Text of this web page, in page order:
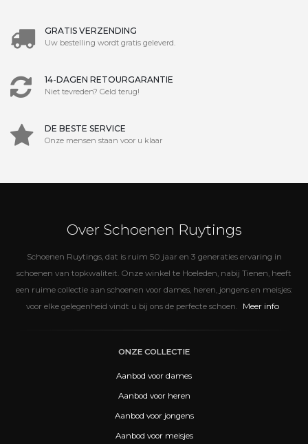
GRATIS VERZENDING
Uw bestelling wordt gratis geleverd.
14-DAGEN RETOURGARANTIE
Niet tevreden? Geld terug!
DE BESTE SERVICE
Onze mensen staan voor u klaar
Over Schoenen Ruytings
Schoenen Ruytings, dat is ruim 50 jaar en 3 generaties ervaring in
schoenen van topkwaliteit. Onze winkel te Hoeleden, nabij Tienen, heeft
een ruime collectie aan schoenen voor dames, heren, jongens en meisjes:
voor elke gelegenheid vindt u bij ons de perfecte schoen.
Meer info
ONZE COLLECTIE
Aanbod voor dames
Aanbod voor heren
Aanbod voor jongens
Aanbod voor meisjes